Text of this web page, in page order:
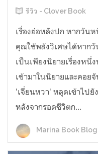
รีวิว - Clover Book
เรื่องย่อหลังปก หากวัน
คุณใช้พลังวิเศษได้หาก
เป็นเพียงนิยายเรื่องห
เข้ามาในนิยายและคอย
'เจี่ยนหวา' หลุดเข้าไปยั
หลังจากรอดชีวิตก...
Marina Book Blog